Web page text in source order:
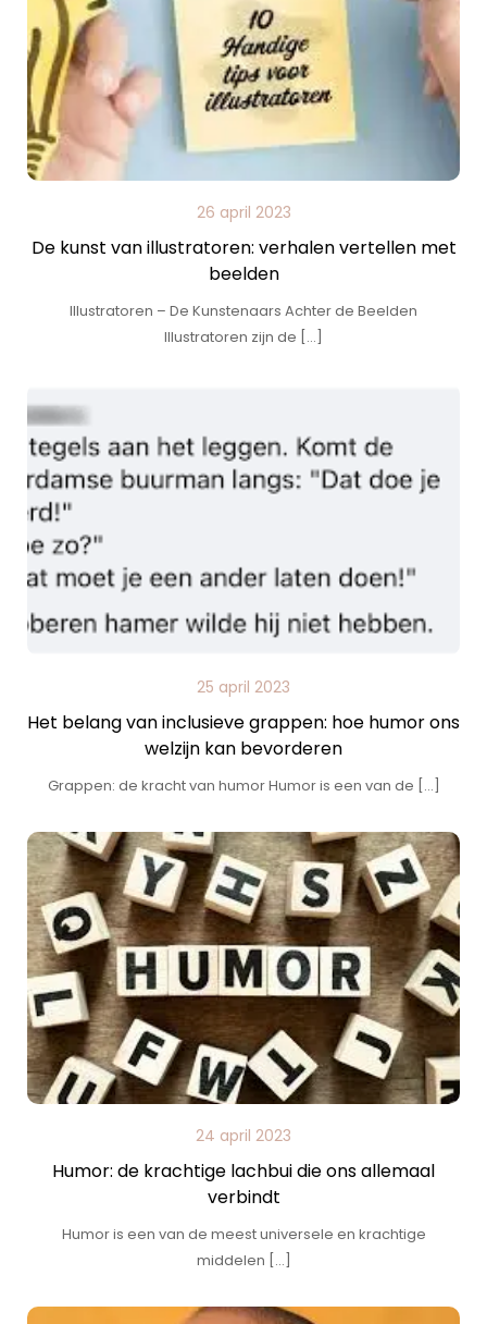
26 april 2023
De kunst van illustratoren: verhalen vertellen met
beelden
Illustratoren – De Kunstenaars Achter de Beelden
Illustratoren zijn de […]
25 april 2023
Het belang van inclusieve grappen: hoe humor ons
welzijn kan bevorderen
Grappen: de kracht van humor Humor is een van de […]
24 april 2023
Humor: de krachtige lachbui die ons allemaal
verbindt
Humor is een van de meest universele en krachtige
middelen […]